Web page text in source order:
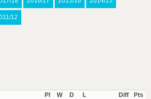
12
Pl W D L Diff
Pts